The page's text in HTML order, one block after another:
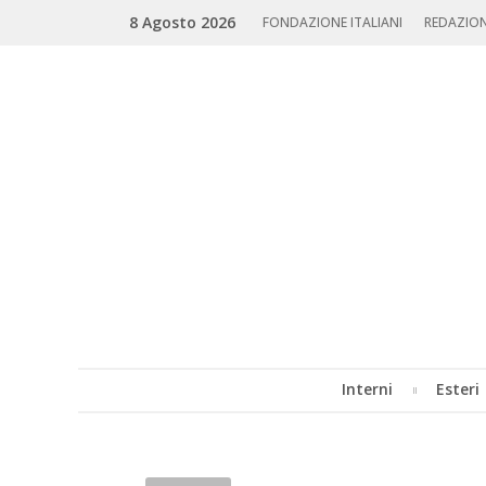
Search
8 Agosto 2026 FONDAZIONE ITALIANI
Interni Esteri